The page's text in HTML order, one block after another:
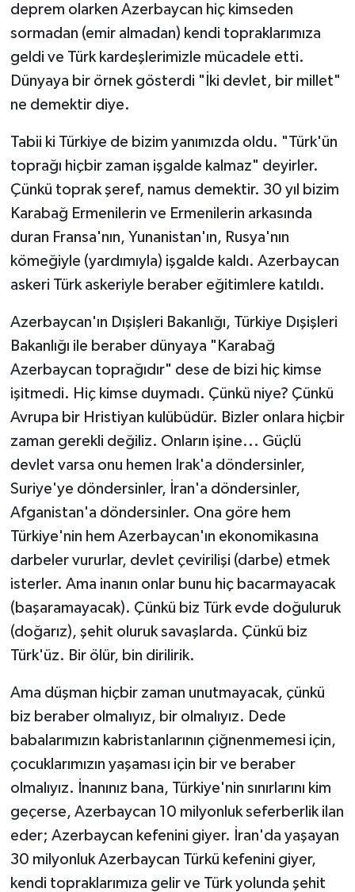
deprem olarken Azerbaycan hiç kimseden
sormadan (emir almadan) kendi topraklarımıza
geldi ve Türk kardeşlerimizle mücadele etti.
Dünyaya bir örnek gösterdi "İki devlet, bir millet"
ne demektir diye.
Tabii ki Türkiye de bizim yanımızda oldu. "Türk'ün
toprağı hiçbir zaman işgalde kalmaz" deyirler.
Çünkü toprak şeref, namus demektir. 30 yıl bizim
Karabağ Ermenilerin ve Ermenilerin arkasında
duran Fransa'nın, Yunanistan'ın, Rusya'nın
kömeğiyle (yardımıyla) işgalde kaldı. Azerbaycan
askeri Türk askeriyle beraber eğitimlere katıldı.
Azerbaycan'ın Dışişleri Bakanlığı, Türkiye Dışişleri
Bakanlığı ile beraber dünyaya "Karabağ
Azerbaycan toprağıdır" dese de bizi hiç kimse
işitmedi. Hiç kimse duymadı. Çünkü niye? Çünkü
Avrupa bir Hristiyan kulübüdür. Bizler onlara hiçbir
zaman gerekli değiliz. Onların işine... Güçlü
devlet varsa onu hemen Irak'a döndersinler,
Suriye'ye döndersinler, İran'a döndersinler,
Afganistan'a döndersinler. Ona göre hem
Türkiye'nin hem Azerbaycan'ın ekonomikasına
darbeler vururlar, devlet çevirilişi (darbe) etmek
isterler. Ama inanın onlar bunu hiç bacarmayacak
(başaramayacak). Çünkü biz Türk evde doğuluruk
(doğarız), şehit oluruk savaşlarda. Çünkü biz
Türk'üz. Bir ölür, bin dirilirik.
Ama düşman hiçbir zaman unutmayacak, çünkü
biz beraber olmalıyız, bir olmalıyız. Dede
babalarımızın kabristanlarının çiğnenmemesi için,
çocuklarımızın yaşaması için bir ve beraber
olmalıyız. İnanınız bana, Türkiye'nin sınırlarını kim
geçerse, Azerbaycan 10 milyonluk seferberlik ilan
eder; Azerbaycan kefenini giyer. İran'da yaşayan
30 milyonluk Azerbaycan Türkü kefenini giyer,
kendi topraklarımıza gelir ve Türk yolunda şehit